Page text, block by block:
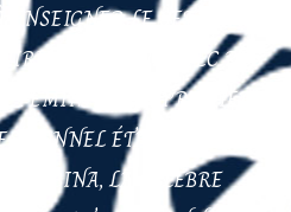
LE SETAR MAIS
SUR SCÈNE AVEC DES
FÉMININ. SON PREMIER
ÉTAIT EN
BINA, LA CÉLÈBRE